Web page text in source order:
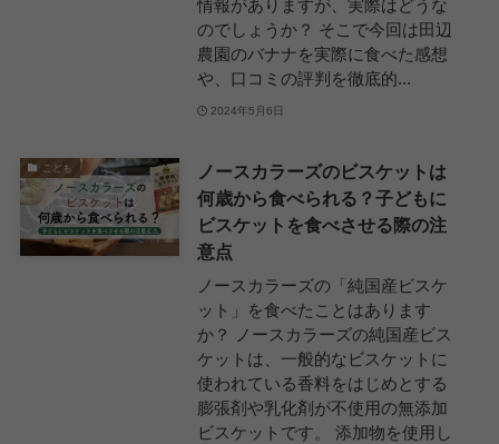
情報がありますが、実際はどうな
のでしょうか？ そこで今回は田辺
農園のバナナを実際に食べた感想
や、口コミの評判を徹底的...
2024年5月6日
こども
ノースカラーズのビスケットは
何歳から食べられる？子どもに
ビスケットを食べさせる際の注
意点
ノースカラーズの「純国産ビスケ
ット」を食べたことはあります
か？ ノースカラーズの純国産ビス
ケットは、一般的なビスケットに
使われている香料をはじめとする
膨張剤や乳化剤が不使用の無添加
ビスケットです。 添加物を使用し